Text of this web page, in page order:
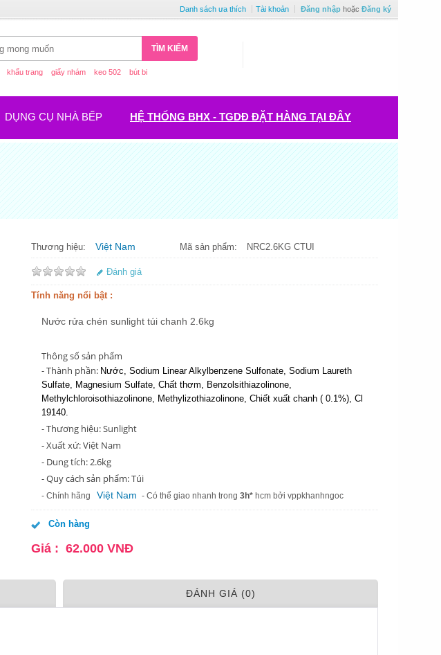
Danh sách ưa thích Tài khoản Đăng nhập hoặc Đăng ký
TÌM KIẾM
khẩu trang giấy nhám keo 502 bút bi
DỤNG CỤ NHÀ BẾP HỆ THỐNG BHX - TGDĐ ĐẶT HÀNG TẠI ĐÂY
Thương hiệu: Việt Nam Mã sản phẩm: NRC2.6KG CTUI
Đánh giá
Tính năng nổi bật :
Nước rửa chén sunlight túi chanh 2.6kg
Thông số sản phẩm
- Thành phần: Nước, Sodium Linear Alkylbenzene Sulfonate, Sodium Laureth
Sulfate, Magnesium Sulfate, Chất thơm, Benzolsithiazolinone,
Methylchloroisothiazolinone, Methylizothiazolinone, Chiết xuất chanh ( 0.1%), Cl
19140.
- Thương hiệu: Sunlight
- Xuất xứ: Việt Nam
- Dung tích: 2.6kg
- Quy cách sản phẩm: Túi
- Chính hãng Việt Nam - Có thể giao nhanh trong 3h* hcm bởi vppkhanhngoc
Còn hàng
Giá : 62.000 VNĐ
ÐÁNH GIÁ (0)